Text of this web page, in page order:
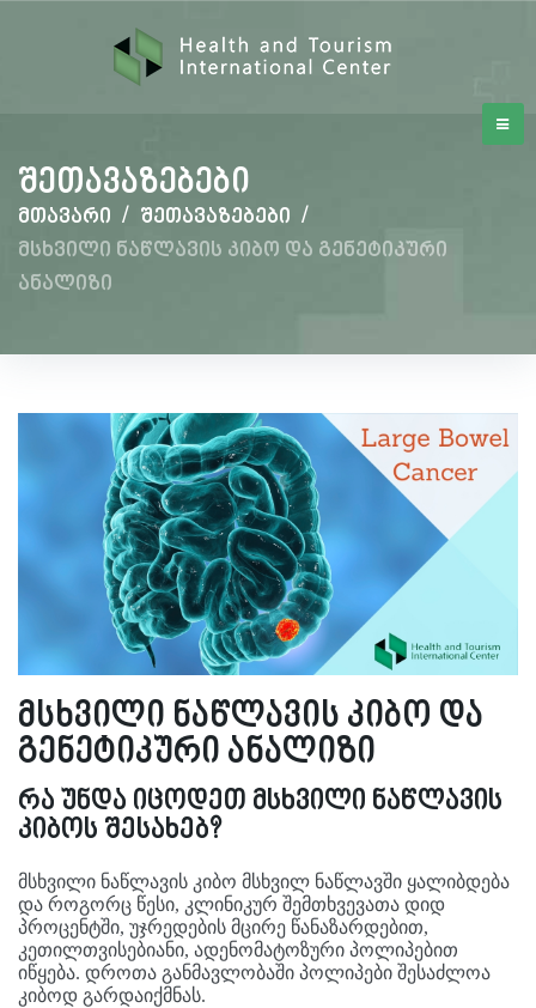
შეთავაზებები
მთავარი / შეთავაზებები /
მსხვილი ნაწლავის კიბო და გენეტიკური
ანალიზი
მსხვილი ნაწლავის კიბო და
გენეტიკური ანალიზი
რა უნდა იცოდეთ მსხვილი ნაწლავის
კიბოს შესახებ?
მსხვილი ნაწლავის კიბო მსხვილ ნაწლავში ყალიბდება
და როგორც წესი, კლინიკურ შემთხვევათა დიდ
პროცენტში, უჯრედების მცირე წანაზარდებით,
კეთილთვისებიანი, ადენომატოზური პოლიპებით
იწყება. დროთა განმავლობაში პოლიპები შესაძლოა
კიბოდ გარდაიქმნას.